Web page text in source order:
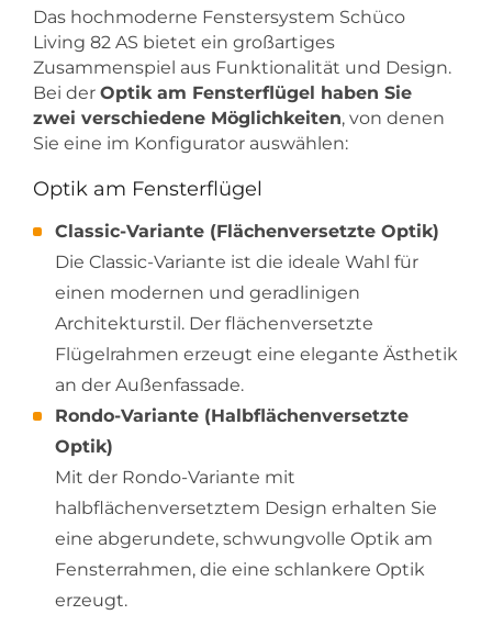
Das hochmoderne Fenstersystem Schüco
Living 82 AS bietet ein großartiges
Zusammenspiel aus Funktionalität und Design.
Bei der Optik am Fensterflügel haben Sie
zwei verschiedene Möglichkeiten, von denen
Sie eine im Konfigurator auswählen:
Optik am Fensterflügel
Classic-Variante (Flächenversetzte Optik)
Die Classic-Variante ist die ideale Wahl für
einen modernen und geradlinigen
Architekturstil. Der flächenversetzte
Flügelrahmen erzeugt eine elegante Ästhetik
an der Außenfassade.
Rondo-Variante (Halbflächenversetzte
Optik)
Mit der Rondo-Variante mit
halbflächenversetztem Design erhalten Sie
eine abgerundete, schwungvolle Optik am
Fensterrahmen, die eine schlankere Optik
erzeugt.